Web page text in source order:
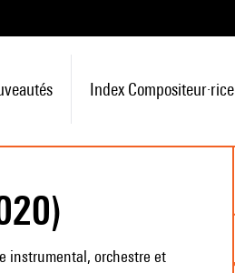
Index Compositeur·rice
instrumental, orchestre et